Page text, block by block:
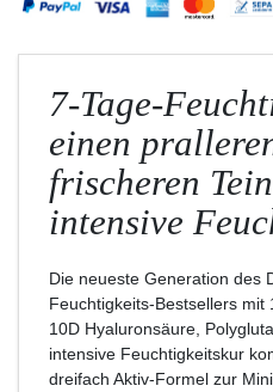
7-Tage-
einen
frischeren
intensive
Die neueste Generation des
Feuchtigkeits-Bestsellers
10D Hyaluronsäure,
intensive Feuchtigkeitskur
dreifach Aktiv-Formel zur